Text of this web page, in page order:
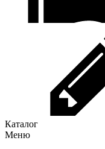
Каталог
Меню